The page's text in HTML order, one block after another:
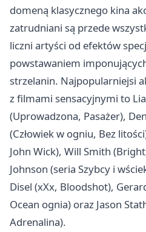
domeną klasycznego kina
zatrudniani są przede
liczni artyści od efektów
powstawaniem
strzelanin. Najpopularniejsi
z filmami sensacyjnymi to
(Uprowadzona, Pasażer),
(Człowiek w ogniu, Bez
John Wick), Will Smith
Johnson (seria Szybcy i
Disel (xXx, Bloodshot),
Ocean ognia) oraz Jason
Adrenalina).